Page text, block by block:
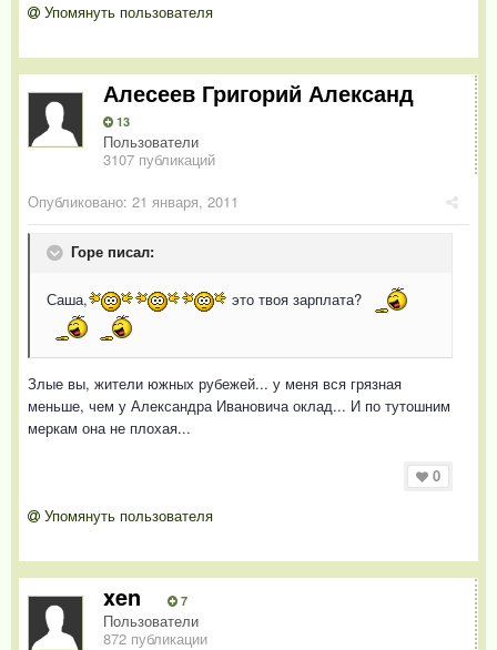
Упомянуть пользователя
Алесеев Григорий Александ
13
Пользователи
3107 публикаций
Опубликовано: 21 января, 2011
Горе писал:
Саша, это твоя зарплата?
Злые вы, жители южных рубежей... у меня вся грязная
меньше, чем у Александра Ивановича оклад... И по тутошним
меркам она не плохая...
0
Упомянуть пользователя
xen 7
Пользователи
872 публикации